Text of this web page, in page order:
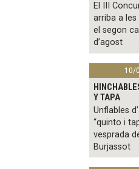
El III
arriba a
el segon
d’agost
10/
Y TAPA
Unflables
“quinto i
vesprada
Burjassot